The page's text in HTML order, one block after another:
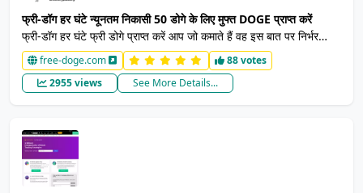
फ्री-डॉग हर घंटे न्यूनतम निकासी 50 डोगे के लिए मुफ्त DOGE प्राप्त करें
फ्री-डॉग हर घंटे फ्री डोगे प्राप्त करें आप जो कमाते हैं वह इस बात पर निर्भर
करता है कि आप कितना डिफर करते हैं और फॉर्म पर भुगतान करते हैं। आप वापस
आ सकते हैं और फिर से खेल सकते हैं। DOGE हर घंटे न्यूनतम निकासी जब
आपके पास 50 डोगे बैलेंस हो।
free-doge.com
88 votes
2955 views
See More Details...